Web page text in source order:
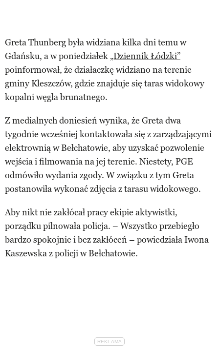
Greta Thunberg była widziana kilka dni temu w
Gdańsku, a w poniedziałek „Dziennik Łódzki”
poinformował, że działaczkę widziano na terenie
gminy Kleszczów, gdzie znajduje się taras widokowy
kopalni węgla brunatnego.
Z medialnych doniesień wynika, że Greta dwa
tygodnie wcześniej kontaktowała się z zarządzającymi
elektrownią w Bełchatowie, aby uzyskać pozwolenie
wejścia i filmowania na jej terenie. Niestety, PGE
odmówiło wydania zgody. W związku z tym Greta
postanowiła wykonać zdjęcia z tarasu widokowego.
Aby nikt nie zakłócał pracy ekipie aktywistki,
porządku pilnowała policja. – Wszystko przebiegło
bardzo spokojnie i bez zakłóceń – powiedziała Iwona
Kaszewska z policji w Bełchatowie.